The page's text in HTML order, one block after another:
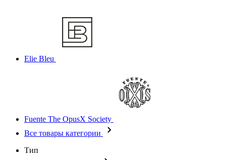
Elie Bleu
Fuente The OpusX Society
Все товары категории
Тип